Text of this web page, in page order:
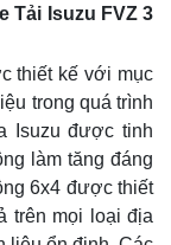
Tải Isuzu FVZ 3
thiết kế với mục
trong quá trình
Isuzu được tinh
làm tăng đáng
6x4 được thiết
trên mọi loại địa